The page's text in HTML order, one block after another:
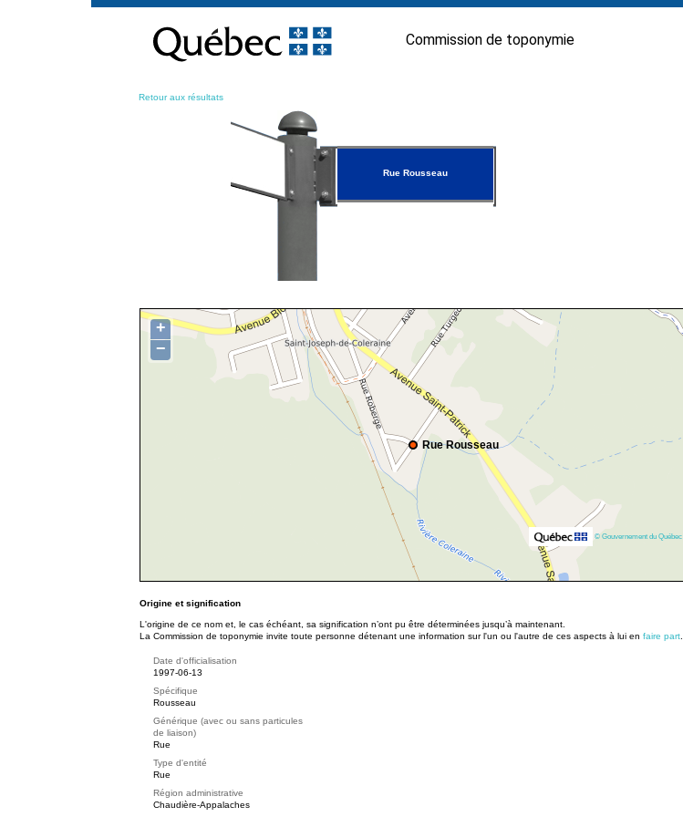
contenu
Commission de toponymie
Retour aux résultats
Rue Rousseau
Rue Rousseau
+
−
© Gouvernement du Québec
Origine et signification
L'origine de ce nom et, le cas échéant, sa signification n’ont pu être déterminées jusqu’à maintenant.
La Commission de toponymie invite toute personne détenant une information sur l'un ou l'autre de ces aspects à lui en faire part
Date d'officialisation
1997-06-13
Spécifique
Rousseau
Générique (avec ou sans particules
de liaison)
Rue
Type d'entité
Rue
Région administrative
Chaudière-Appalaches